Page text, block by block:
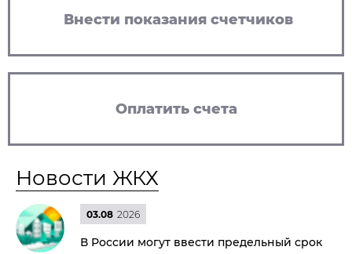
Внести показания счетчиков
Оплатить счета
Новости ЖКХ
03.08 2026
В России могут ввести предельный срок